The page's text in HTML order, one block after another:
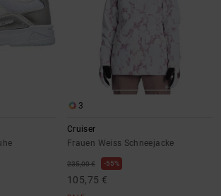
3
Cruiser
Frauen Weiss Schneejacke
235,00 € 55%
105,75 €